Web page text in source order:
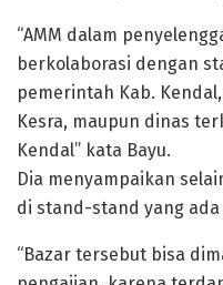
“AMM dalam
berkolaborasi dengan
pemerintah Kab.
Kesra, maupun dinas
Kendal” kata Bayu.
Dia menyampaikan
di stand-stand yang
“Bazar tersebut bisa